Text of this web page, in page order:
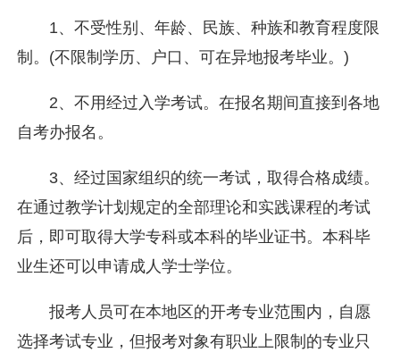
1、不受性别、年龄、民族、种族和教育程度限
制。(不限制学历、户口、可在异地报考毕业。)
2、不用经过入学考试。在报名期间直接到各地
自考办报名。
3、经过国家组织的统一考试，取得合格成绩。
在通过教学计划规定的全部理论和实践课程的考试
后，即可取得大学专科或本科的毕业证书。本科毕
业生还可以申请成人学士学位。
报考人员可在本地区的开考专业范围内，自愿
选择考试专业，但报考对象有职业上限制的专业只